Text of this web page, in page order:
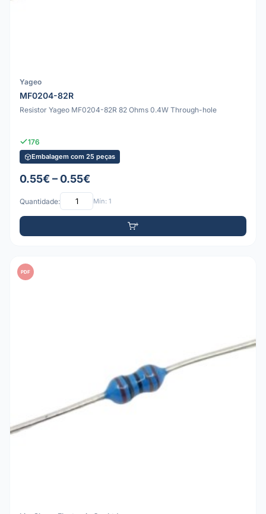
Yageo
MF0204-82R
Resistor Yageo MF0204-82R 82 Ohms 0.4W Through-hole
176
Embalagem com 25 peças
0.55€ – 0.55€
Quantidade: Mín: 1
PDF